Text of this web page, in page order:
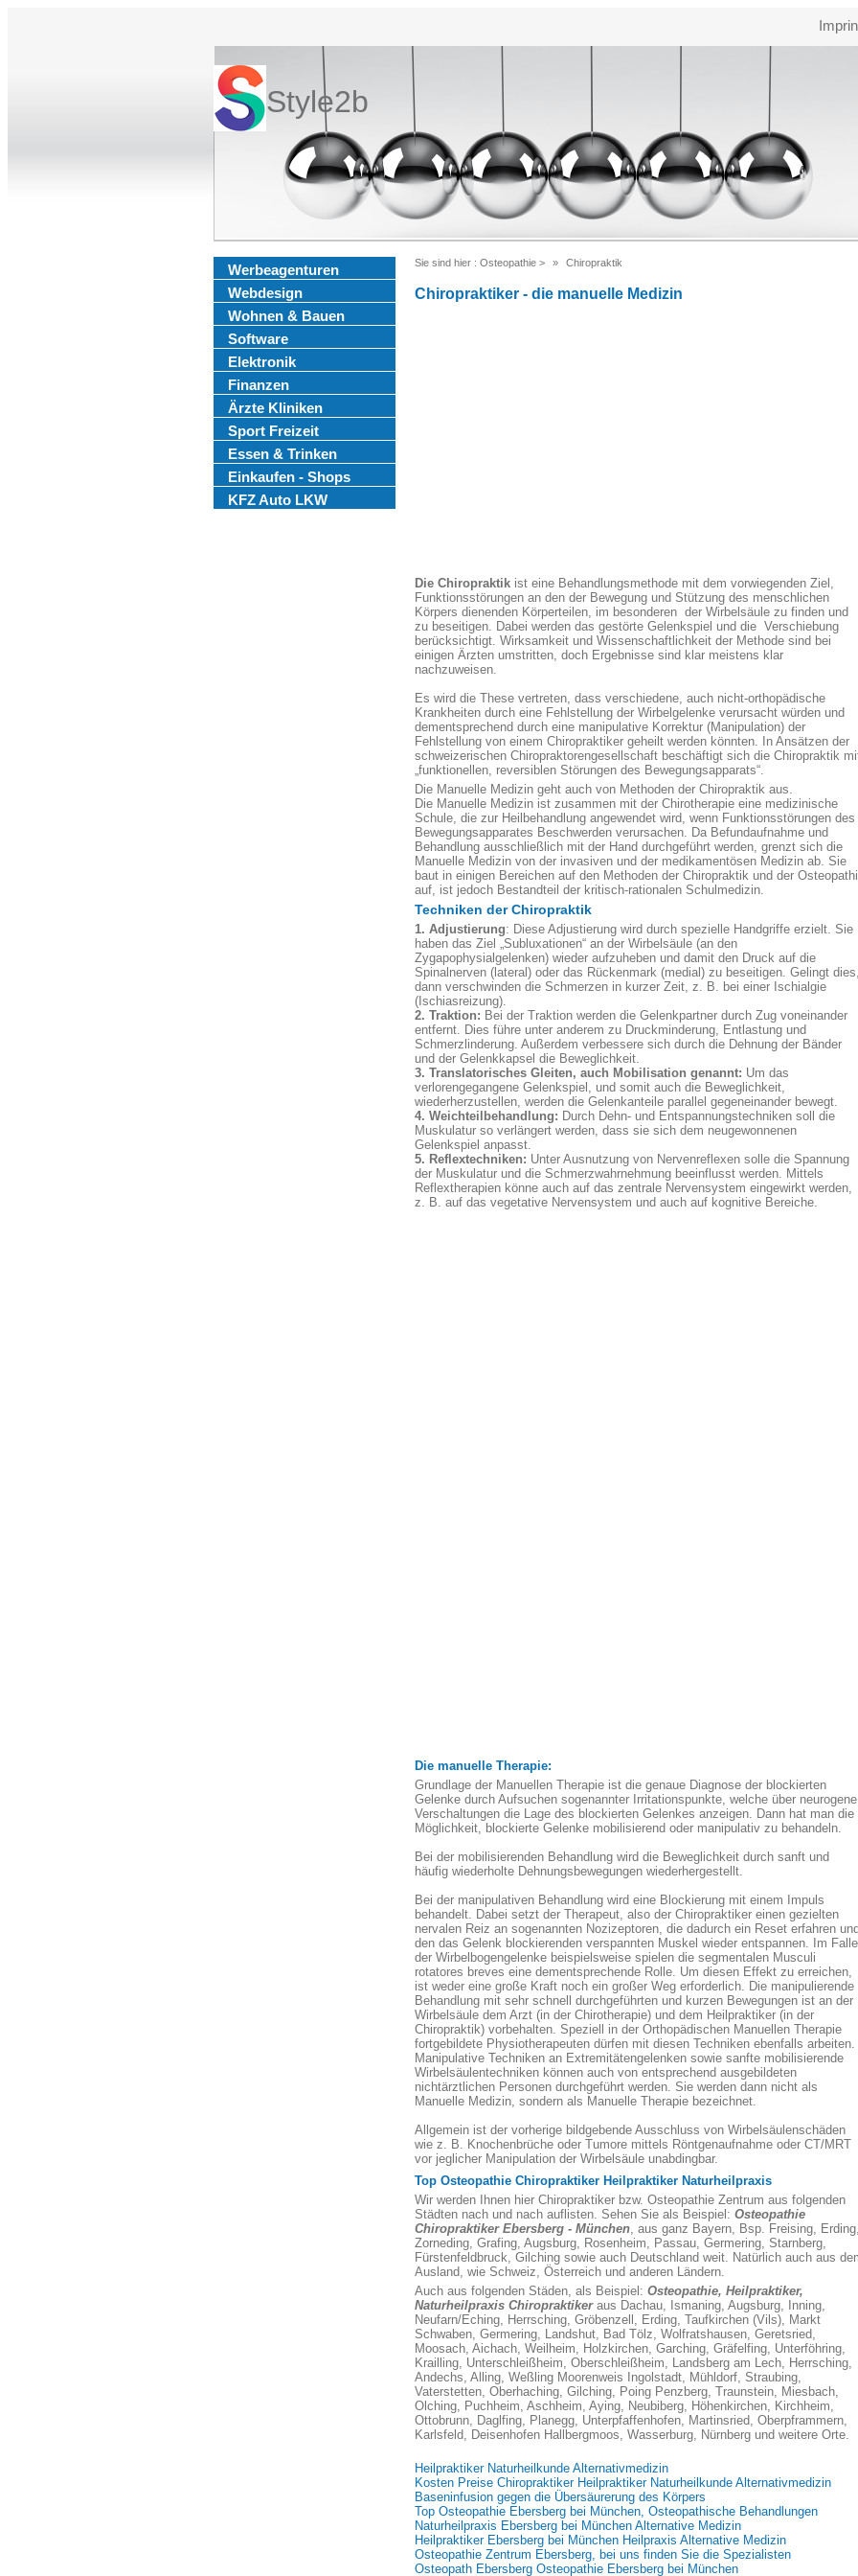
Style2b
Werbeagenturen
Webdesign
Wohnen & Bauen
Software
Elektronik
Finanzen
Ärzte Kliniken
Sport Freizeit
Essen & Trinken
Einkaufen - Shops
KFZ Auto LKW
Sie sind hier : Osteopathie > Chiropraktik
Chiropraktiker - die manuelle Medizin
Die Chiropraktik ist eine Behandlungsmethode mit dem vorwiegenden Ziel,
Funktionsstörungen an den der Bewegung und Stützung des menschlichen
Körpers dienenden Körperteilen, im besonderen der Wirbelsäule zu finden und
zu beseitigen. Dabei werden das gestörte Gelenkspiel und die Verschiebung
berücksichtigt. Wirksamkeit und Wissenschaftlichkeit der Methode sind bei
einigen Ärzten umstritten, doch Ergebnisse sind klar meistens klar
nachzuweisen.
Es wird die These vertreten, dass verschiedene, auch nicht-orthopädische
Krankheiten durch eine Fehlstellung der Wirbelgelenke verursacht würden und
dementsprechend durch eine manipulative Korrektur (Manipulation) der
Fehlstellung von einem Chiropraktiker geheilt werden könnten. In Ansätzen der
schweizerischen Chiropraktorengesellschaft beschäftigt sich die Chiropraktik
„funktionellen, reversiblen Störungen des Bewegungsapparats“.
Die Manuelle Medizin geht auch von Methoden der Chiropraktik aus.
Die Manuelle Medizin ist zusammen mit der Chirotherapie eine medizinische
Schule, die zur Heilbehandlung angewendet wird, wenn Funktionsstörungen des
Bewegungsapparates Beschwerden verursachen. Da Befundaufnahme und
Behandlung ausschließlich mit der Hand durchgeführt werden, grenzt sich die
Manuelle Medizin von der invasiven und der medikamentösen Medizin ab. Sie
baut in einigen Bereichen auf den Methoden der Chiropraktik und der
auf, ist jedoch Bestandteil der kritisch-rationalen Schulmedizin.
Techniken der Chiropraktik
1. Adjustierung: Diese Adjustierung wird durch spezielle Handgriffe erzielt. Sie
haben das Ziel „Subluxationen“ an der Wirbelsäule (an den
Zygapophysialgelenken) wieder aufzuheben und damit den Druck auf die
Spinalnerven (lateral) oder das Rückenmark (medial) zu beseitigen. Gelingt
dann verschwinden die Schmerzen in kurzer Zeit, z. B. bei einer Ischialgie
(Ischiasreizung).
2. Traktion: Bei der Traktion werden die Gelenkpartner durch Zug voneinander
entfernt. Dies führe unter anderem zu Druckminderung, Entlastung und
Schmerzlinderung. Außerdem verbessere sich durch die Dehnung der Bänder
und der Gelenkkapsel die Beweglichkeit.
3. Translatorisches Gleiten, auch Mobilisation genannt: Um das
verlorengegangene Gelenkspiel, und somit auch die Beweglichkeit,
wiederherzustellen, werden die Gelenkanteile parallel gegeneinander bewegt.
4. Weichteilbehandlung: Durch Dehn- und Entspannungstechniken soll die
Muskulatur so verlängert werden, dass sie sich dem neugewonnenen
Gelenkspiel anpasst.
5. Reflextechniken: Unter Ausnutzung von Nervenreflexen solle die Spannung
der Muskulatur und die Schmerzwahrnehmung beeinflusst werden. Mittels
Reflextherapien könne auch auf das zentrale Nervensystem eingewirkt werden,
z. B. auf das vegetative Nervensystem und auch auf kognitive Bereiche.
Die manuelle Therapie:
Grundlage der Manuellen Therapie ist die genaue Diagnose der blockierten
Gelenke durch Aufsuchen sogenannter Irritationspunkte, welche über neurogene
Verschaltungen die Lage des blockierten Gelenkes anzeigen. Dann hat man die
Möglichkeit, blockierte Gelenke mobilisierend oder manipulativ zu behandeln.
Bei der mobilisierenden Behandlung wird die Beweglichkeit durch sanft und
häufig wiederholte Dehnungsbewegungen wiederhergestellt.
Bei der manipulativen Behandlung wird eine Blockierung mit einem Impuls
behandelt. Dabei setzt der Therapeut, also der Chiropraktiker einen gezielten
nervalen Reiz an sogenannten Nozizeptoren, die dadurch ein Reset erfahren
den das Gelenk blockierenden verspannten Muskel wieder entspannen. Im Falle
der Wirbelbogengelenke beispielsweise spielen die segmentalen Musculi
rotatores breves eine dementsprechende Rolle. Um diesen Effekt zu erreichen,
ist weder eine große Kraft noch ein großer Weg erforderlich. Die manipulierende
Behandlung mit sehr schnell durchgeführten und kurzen Bewegungen ist an der
Wirbelsäule dem Arzt (in der Chirotherapie) und dem Heilpraktiker (in der
Chiropraktik) vorbehalten. Speziell in der Orthopädischen Manuellen Therapie
fortgebildete Physiotherapeuten dürfen mit diesen Techniken ebenfalls arbeiten.
Manipulative Techniken an Extremitätengelenken sowie sanfte mobilisierende
Wirbelsäulentechniken können auch von entsprechend ausgebildeten
nichtärztlichen Personen durchgeführt werden. Sie werden dann nicht als
Manuelle Medizin, sondern als Manuelle Therapie bezeichnet.
Allgemein ist der vorherige bildgebende Ausschluss von Wirbelsäulenschäden
wie z. B. Knochenbrüche oder Tumore mittels Röntgenaufnahme oder CT/MRT
vor jeglicher Manipulation der Wirbelsäule unabdingbar.
Top Osteopathie Chiropraktiker Heilpraktiker Naturheilpraxis
Wir werden Ihnen hier Chiropraktiker bzw. Osteopathie Zentrum aus folgenden
Städten nach und nach auflisten. Sehen Sie als Beispiel: Osteopathie
Chiropraktiker Ebersberg - München, aus ganz Bayern, Bsp. Freising,
Zorneding, Grafing, Augsburg, Rosenheim, Passau, Germering, Starnberg,
Fürstenfeldbruck, Gilching sowie auch Deutschland weit. Natürlich auch aus
Ausland, wie Schweiz, Österreich und anderen Ländern.
Auch aus folgenden Städen, als Beispiel: Osteopathie, Heilpraktiker,
Naturheilpraxis Chiropraktikeraus Dachau, Ismaning, Augsburg, Inning,
Neufarn/Eching, Herrsching, Gröbenzell, Erding, Taufkirchen (Vils), Markt
Schwaben, Germering, Landshut, Bad Tölz, Wolfratshausen, Geretsried,
Moosach, Aichach, Weilheim, Holzkirchen, Garching, Gräfelfing, Unterföhring,
Krailling, Unterschleißheim, Oberschleißheim, Landsberg am Lech, Herrsching,
Andechs, Alling, Weßling Moorenweis Ingolstadt, Mühldorf, Straubing,
Vaterstetten, Oberhaching, Gilching, Poing Penzberg, Traunstein, Miesbach,
Olching, Puchheim, Aschheim, Aying, Neubiberg, Höhenkirchen, Kirchheim,
Ottobrunn, Daglfing, Planegg, Unterpfaffenhofen, Martinsried, Oberpframmern,
Karlsfeld, Deisenhofen Hallbergmoos, Wasserburg, Nürnberg und weitere Orte.
Heilpraktiker Naturheilkunde Alternativmedizin
Kosten Preise Chiropraktiker Heilpraktiker Naturheilkunde Alternativmedizin
Baseninfusion gegen die Übersäurerung des Körpers
Top Osteopathie Ebersberg bei München, Osteopathische Behandlungen
Naturheilpraxis Ebersberg bei München Alternative Medizin
Heilpraktiker Ebersberg bei München Heilpraxis Alternative Medizin
Osteopathie Zentrum Ebersberg, bei uns finden Sie die Spezialisten
Osteopath Ebersberg Osteopathie Ebersberg bei München